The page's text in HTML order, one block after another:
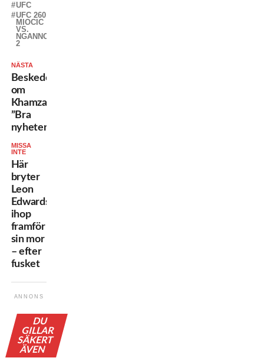
UFC
UFC 260:
MIOCIC
VS.
NGANNOU
2
NÄSTA
Beskedet
om
Khamzat:
”Bra
nyheter”
MISSA
INTE
Här
bryter
Leon
Edwards
ihop
framför
sin mor
– efter
fusket
ANNONS
DU
GILLAR
SÄKERT
ÄVEN